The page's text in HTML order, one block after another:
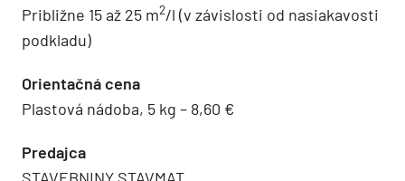
Približne 15 až 25 m2/l (v závislosti od nasiakavosti
podkladu)
Orientačná cena
Plastová nádoba, 5 kg – 8,60 €
Predajca